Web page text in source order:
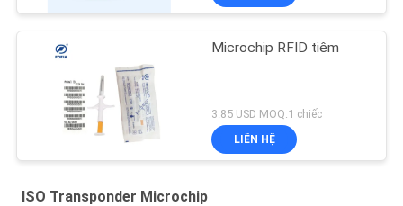
Microchip RFID tiêm
3.85 USD MOQ:1 chiếc
LIÊN HỆ
ISO Transponder Microchip